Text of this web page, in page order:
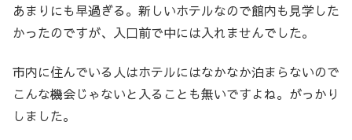
あまりにも早過ぎる。新しいホテルなので館内も見学した
かったのですが、入口前で中には入れませんでした。
市内に住んでいる人はホテルにはなかなか泊まらないので
こんな機会じゃないと入ることも無いですよね。がっかり
しました。